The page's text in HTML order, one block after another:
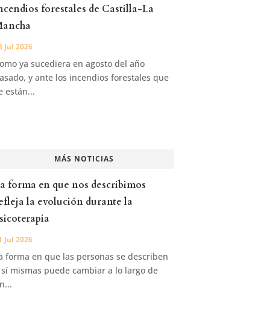
forestales de Castilla-La
Jul 2026
ya sucediera en agosto del año
y ante los incendios forestales que
están...
MÁS NOTICIAS
forma en que nos describimos
la evolución durante la
Jul 2026
forma en que las personas se describen
mismas puede cambiar a lo largo de